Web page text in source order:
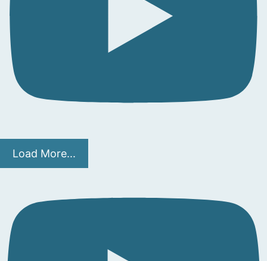
Load More...